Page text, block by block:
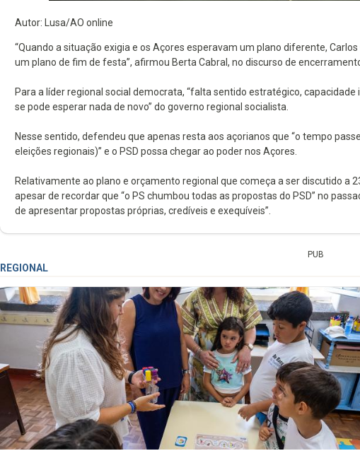
Autor: Lusa/AO online
“Quando a situação exigia e os Açores esperavam um plano diferente,
um plano de fim de festa”, afirmou Berta Cabral, no discurso de
Para a líder regional social democrata, “falta sentido estratégico,
se pode esperar nada de novo” do governo regional socialista.
Nesse sentido, defendeu que apenas resta aos açorianos que “o tempo
eleições regionais)” e o PSD possa chegar ao poder nos Açores.
Relativamente ao plano e orçamento regional que começa a ser discutido a
apesar de recordar que “o PS chumbou todas as propostas do PSD” no
de apresentar propostas próprias, credíveis e exequíveis”.
PUB
REGIONAL